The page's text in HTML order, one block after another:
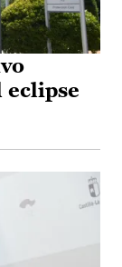
eclipse